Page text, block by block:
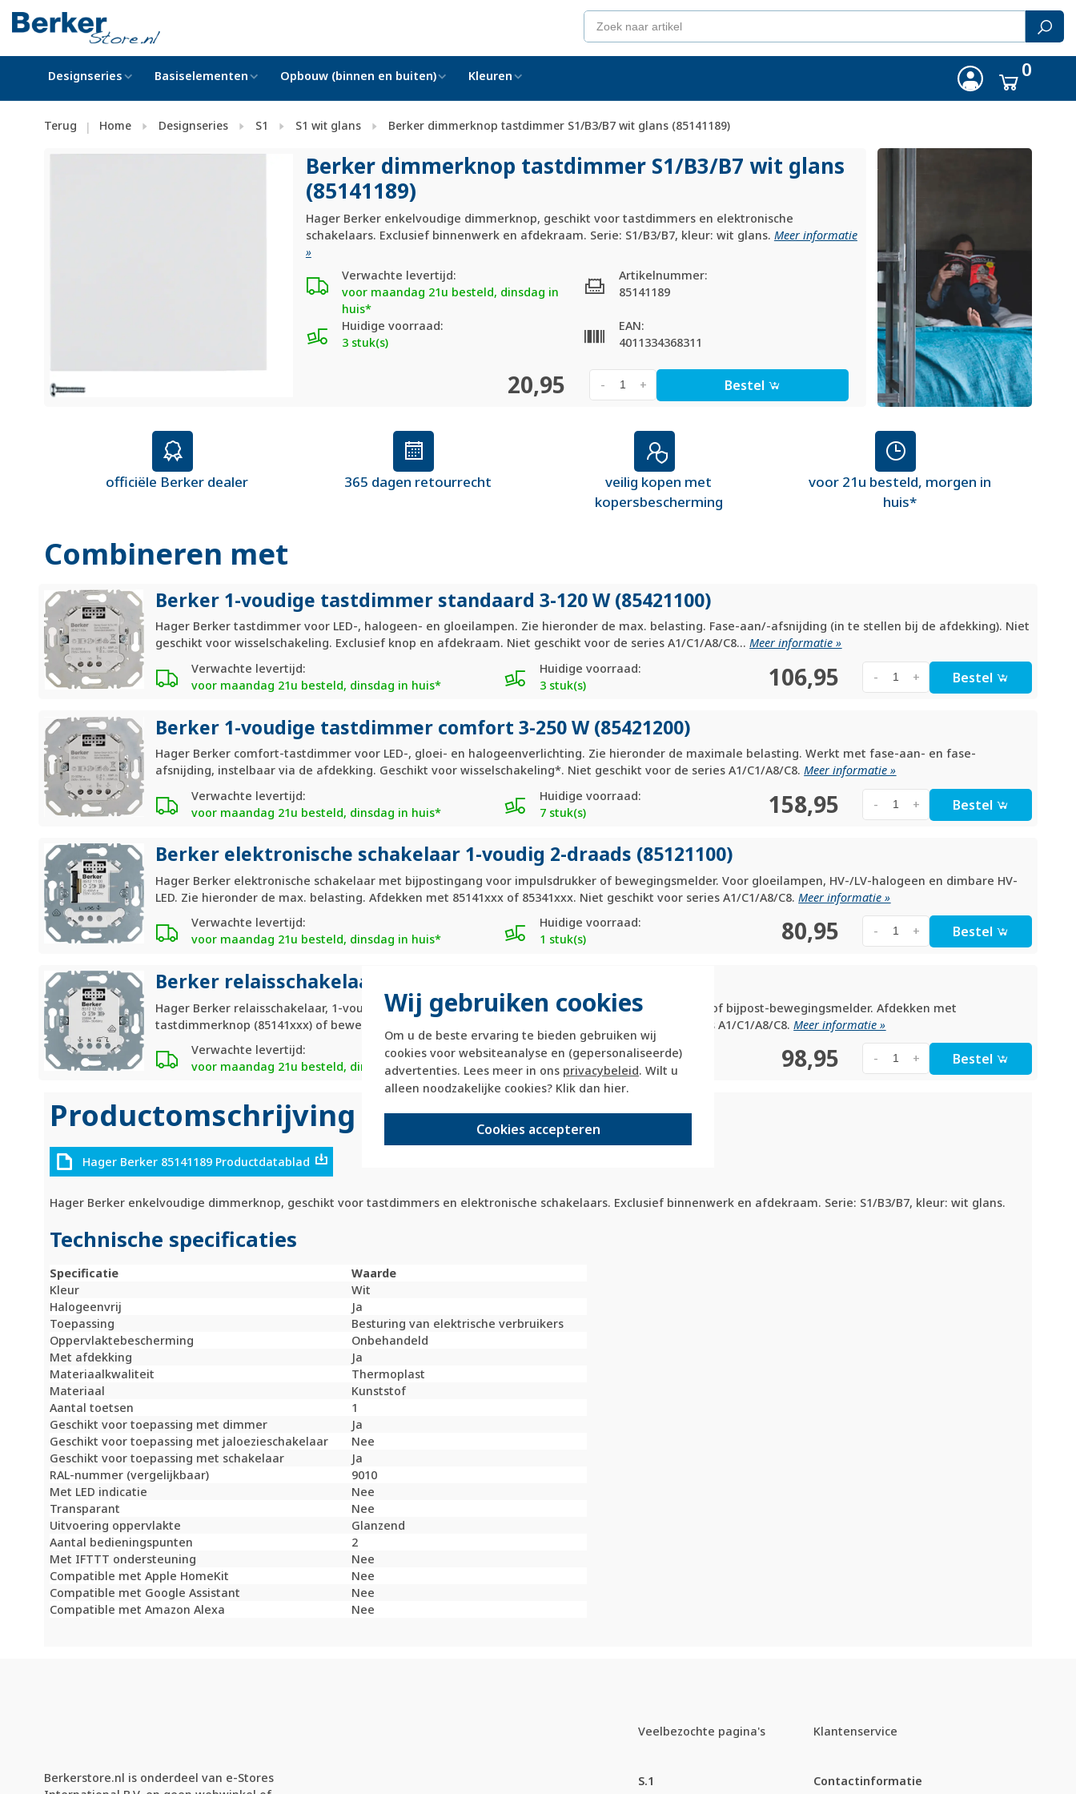
Wij gebruiken cookies
Om u de beste ervaring te bieden gebruiken wij
cookies voor websiteanalyse en (gepersonaliseerde)
advertenties. Lees meer in ons privacybeleid. Wilt u
alleen noodzakelijke cookies? Klik dan hier.
Cookies accepteren
Designseries Basiselementen Opbouw (binnen en buiten) Kleuren 0
Terug | Home Designseries S1 S1 wit glans Berker dimmerknop tastdimmer S1/B3/B7 wit glans (85141189)
Berker dimmerknop tastdimmer S1/B3/B7 wit glans
(85141189)
Hager Berker enkelvoudige dimmerknop, geschikt voor tastdimmers en elektronische
schakelaars. Exclusief binnenwerk en afdekraam. Serie: S1/B3/B7, kleur: wit glans. Meer informatie
»
Verwachte levertijd:
voor maandag 21u besteld, dinsdag in
huis*
Huidige voorraad:
3 stuk(s)
Artikelnummer:
85141189
EAN:
4011334368311
20,95 +
- Bestel
officiële Berker dealer 365 dagen retourrecht
veilig kopen met
kopersbescherming
voor 21u besteld, morgen in
huis*
Combineren met
Berker 1-voudige tastdimmer standaard 3-120 W (85421100)
Hager Berker tastdimmer voor LED-, halogeen- en gloeilampen. Zie hieronder de max. belasting. Fase-aan/-afsnijding (in te stellen bij de afdekking). Niet
geschikt voor wisselschakeling. Exclusief knop en afdekraam. Niet geschikt voor de series A1/C1/A8/C8...Meer informatie »
Verwachte levertijd:
voor maandag 21u besteld, dinsdag in huis*
Huidige voorraad:
3 stuk(s)
106,95 +
- Bestel
Berker 1-voudige tastdimmer comfort 3-250 W (85421200)
Hager Berker comfort-tastdimmer voor LED-, gloei- en halogeenverlichting. Zie hieronder de maximale belasting. Werkt met fase-aan- en fase-
afsnijding, instelbaar via de afdekking. Geschikt voor wisselschakeling*. Niet geschikt voor de series A1/C1/A8/C8.Meer informatie »
Verwachte levertijd:
voor maandag 21u besteld, dinsdag in huis*
Huidige voorraad:
7 stuk(s)
158,95 +
- Bestel
Berker elektronische schakelaar 1-voudig 2-draads (85121100)
Hager Berker elektronische schakelaar met bijpostingang voor impulsdrukker of bewegingsmelder. Voor gloeilampen, HV-/LV-halogeen en dimbare HV-
LED. Zie hieronder de max. belasting. Afdekken met 85141xxx of 85341xxx. Niet geschikt voor series A1/C1/A8/C8.Meer informatie »
Verwachte levertijd:
voor maandag 21u besteld, dinsdag in huis*
Huidige voorraad:
1 stuk(s)
80,95 +
- Bestel
Berker relaisschakelaar 230V 1-voudig (85121200)
Hager Berker relaisschakelaar, 1-voudig. Nuldraad vereist. Met bijpostingang voor impulsdrukker, of bijpost-bewegingsmelder. Afdekken met
tastdimmerknop (85141xxx) of bewegingsmelderopzetstuk (85341xxx). Niet geschikt voor de series A1/C1/A8/C8.Meer informatie »
Verwachte levertijd:
voor maandag 21u besteld, dinsdag in huis*
Huidige voorraad:
7 stuk(s)
98,95 +
- Bestel
Productomschrijving
Hager Berker 85141189 Productdatablad
Hager Berker enkelvoudige dimmerknop, geschikt voor tastdimmers en elektronische schakelaars. Exclusief binnenwerk en afdekraam. Serie: S1/B3/B7, kleur: wit glans.
Technische specificaties
Specificatie
Waarde
Kleur
Wit
Halogeenvrij
Ja
Toepassing
Besturing van elektrische verbruikers
Oppervlaktebescherming
Onbehandeld
Met afdekking
Ja
Materiaalkwaliteit
Thermoplast
Materiaal
Kunststof
Aantal toetsen
1
Geschikt voor toepassing met dimmer
Ja
Geschikt voor toepassing met jaloezieschakelaar
Nee
Geschikt voor toepassing met schakelaar
Ja
RAL-nummer (vergelijkbaar)
9010
Met LED indicatie
Nee
Transparant
Nee
Uitvoering oppervlakte
Glanzend
Aantal bedieningspunten
2
Met IFTTT ondersteuning
Nee
Compatible met Apple HomeKit
Nee
Compatible met Google Assistant
Nee
Compatible met Amazon Alexa
Nee
Berkerstore.nl is onderdeel van e-Stores
Veelbezochte pagina's
S.1
Klantenservice
Contactinformatie